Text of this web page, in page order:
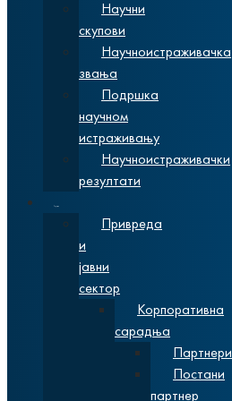
Научни
скупови
Научноистраживачка
звања
Подршка
научном
истраживању
Научноистраживачки
резултати
Привреда
и
јавни
сектор
Корпоративна
сарадња
Партнери
Постани
партнер